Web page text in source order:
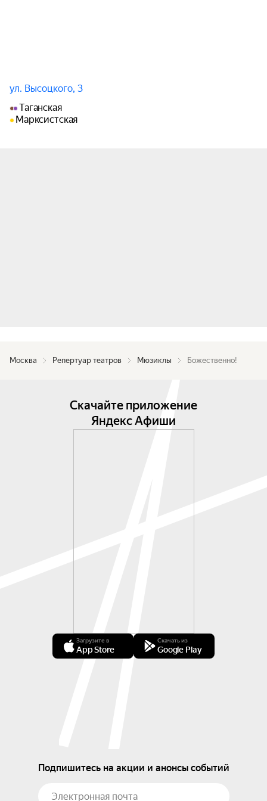
ул. Высоцкого, 3
Таганская
Марксистская
Москва Репертуар театров Мюзиклы Божественно!
Скачайте приложение
Яндекс Афиши
Загрузите в
App Store
Скачать из
Google Play
Подпишитесь на акции и анонсы событий